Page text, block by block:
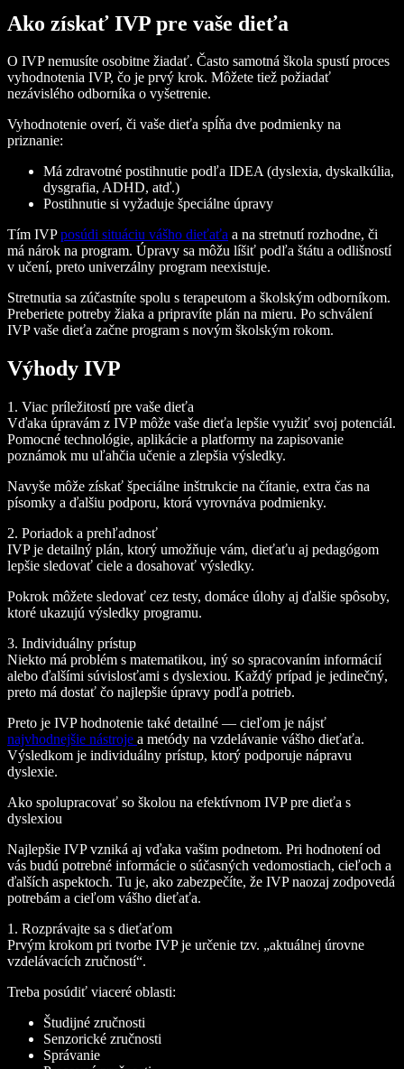
Ako získať IVP pre vaše dieťa
O IVP nemusíte osobitne žiadať. Často samotná škola spustí proces
vyhodnotenia IVP, čo je prvý krok. Môžete tiež požiadať
nezávislého odborníka o vyšetrenie.
Vyhodnotenie overí, či vaše dieťa spĺňa dve podmienky na
priznanie:
Má zdravotné postihnutie podľa IDEA (dyslexia, dyskalkúlia,
dysgrafia, ADHD, atď.)
Postihnutie si vyžaduje špeciálne úpravy
Tím IVPposúdi situáciu vášho dieťaťa a na stretnutí rozhodne, či
má nárok na program. Úpravy sa môžu líšiť podľa štátu a odlišností
v učení, preto univerzálny program neexistuje.
Stretnutia sa zúčastníte spolu s terapeutom a školským odborníkom.
Preberiete potreby žiaka a pripravíte plán na mieru. Po schválení
IVP vaše dieťa začne program s novým školským rokom.
Výhody IVP
1. Viac príležitostí pre vaše dieťa
Vďaka úpravám z IVP môže vaše dieťa lepšie využiť svoj potenciál.
Pomocné technológie, aplikácie a platformy na zapisovanie
poznámok mu uľahčia učenie a zlepšia výsledky.
Navyše môže získať špeciálne inštrukcie na čítanie, extra čas na
písomky a ďalšiu podporu, ktorá vyrovnáva podmienky.
2. Poriadok a prehľadnosť
IVP je detailný plán, ktorý umožňuje vám, dieťaťu aj pedagógom
lepšie sledovať ciele a dosahovať výsledky.
Pokrok môžete sledovať cez testy, domáce úlohy aj ďalšie spôsoby,
ktoré ukazujú výsledky programu.
3. Individuálny prístup
Niekto má problém s matematikou, iný so spracovaním informácií
alebo ďalšími súvislosťami s dyslexiou. Každý prípad je jedinečný,
preto má dostať čo najlepšie úpravy podľa potrieb.
Preto je IVP hodnotenie také detailné — cieľom je nájsť
najvhodnejšie nástroje a metódy na vzdelávanie vášho dieťaťa.
Výsledkom je individuálny prístup, ktorý podporuje nápravu
dyslexie.
Ako spolupracovať so školou na efektívnom IVP pre dieťa s
dyslexiou
Najlepšie IVP vzniká aj vďaka vašim podnetom. Pri hodnotení od
vás budú potrebné informácie o súčasných vedomostiach, cieľoch a
ďalších aspektoch. Tu je, ako zabezpečíte, že IVP naozaj zodpovedá
potrebám a cieľom vášho dieťaťa.
1. Rozprávajte sa s dieťaťom
Prvým krokom pri tvorbe IVP je určenie tzv. „aktuálnej úrovne
vzdelávacích zručností“.
Treba posúdiť viaceré oblasti:
Študijné zručnosti
Senzorické zručnosti
Správanie